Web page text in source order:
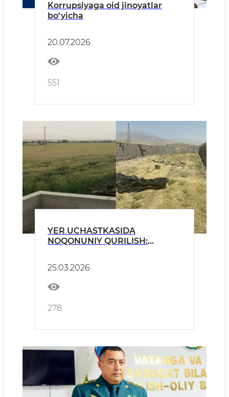
Korrupsiyaga oid jinoyatlar
bo‘yicha
20.07.2026
551
YER UCHASTKASIDA
NOQONUNIY QURILISH:
25.03.2026
278